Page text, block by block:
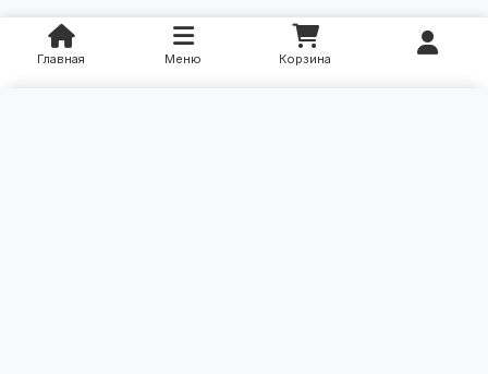
Главная Меню Корзина